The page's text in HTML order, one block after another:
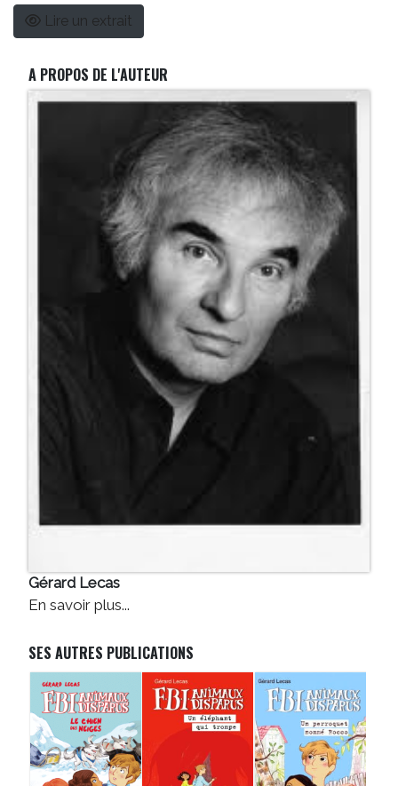
Lire un extrait
A PROPOS DE L'AUTEUR
Gérard Lecas
En savoir plus...
SES AUTRES PUBLICATIONS